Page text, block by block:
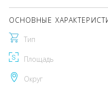
ОСНОВНЫЕ
Тип
Площадь
Округ